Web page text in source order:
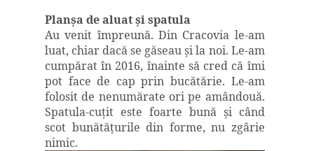
Planşa de aluat şi spatula
Au venit împreună. Din Cracovia le-am
luat, chiar dacă se găseau şi la noi. Le-am
cumpărat în 2016, înainte să cred că îmi
pot face de cap prin bucătărie. Le-am
folosit de nenumărate ori pe amândouă.
Spatula-cuţit este foarte bună şi când
scot bunătăţurile din forme, nu zgârie
nimic.